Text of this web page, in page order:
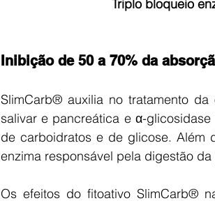
Triplo bloqueio
Inibição de 50 a 70% da
SlimCarb® auxilia no tratamento
salivar e pancreática e α-
de carboidratos e de glicose. Além
enzima responsável pela digestão
Os efeitos do fitoativo SlimCarb®